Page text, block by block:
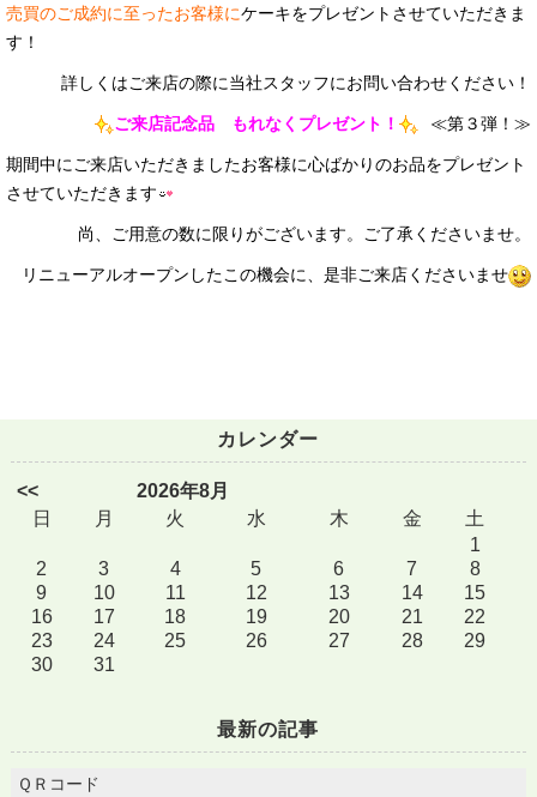
売買のご成約に至ったお客様にケーキをプレゼントさせていただきま
す！
詳しくはご来店の際に当社スタッフにお問い合わせください！
≪第３弾！≫
ご来店記念品 もれなくプレゼント！
期間中にご来店いただきましたお客様に心ばかりのお品をプレゼント
させていただきます
尚、ご用意の数に限りがございます。ご了承くださいませ。
リニューアルオープンしたこの機会に、是非ご来店くださいませ
カレンダー
<<
2026年8月
日
月 火 水 木 金
土
1
2
3 4 5 6 7
8
9
10 11 12 13 14
15
16
17 18 19 20 21
22
23
24 25 26 27 28
29
30
31
最新の記事
ＱＲコード